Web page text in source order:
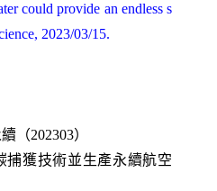
could provide an endless s
2023/03/15.
（202303）
捕獲技術並生產永續航空